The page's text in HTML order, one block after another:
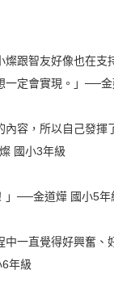
燦跟智友好像也在
一定會實現。」──
容，所以自己發
國小3年級
」──金道燁 國小5年
中一直覺得好興奮
年級